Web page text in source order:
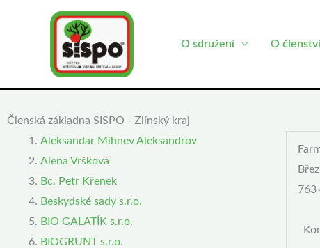
O sdružení O
Členská základna SISPO - Zlínský kraj
Aleksandar Mihnev Aleksandrov
Alena Vršková
Bc. Petr Křenek
Beskydské sady s.r.o.
BIO GALATÍK s.r.o.
BIOGRUNT s.r.o.
763